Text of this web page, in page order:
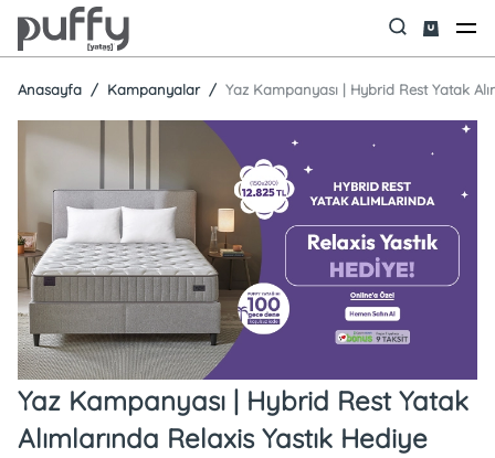
Anasayfa Kampanyalar Yaz Kampanyası | Hybrid Rest Yatak
Yaz Kampanyası | Hybrid Rest Yatak
Alımlarında Relaxis Yastık Hediye